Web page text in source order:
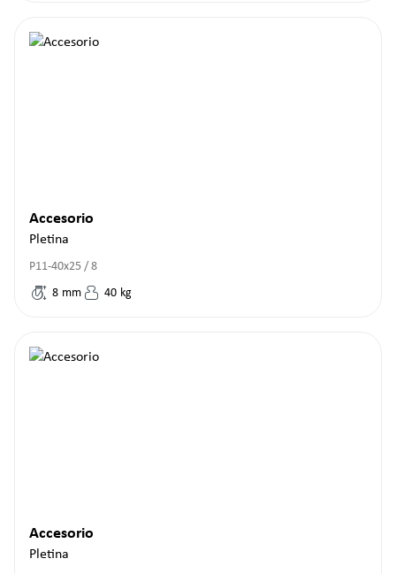
Accesorio
Pletina
P11-40x25 / 8
8 mm 40 kg
Accesorio
Pletina